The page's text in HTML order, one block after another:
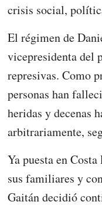
crisis social,
El régimen de
vicepresidenta del
represivas. Como
personas han
heridas y decenas
arbitrariamente,
Ya puesta en
sus familiares y
Gaitán decidió